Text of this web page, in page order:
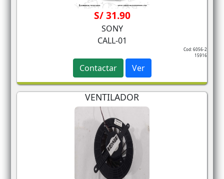
S/ 31.90
SONY
CALL-01
Cod: 6056-2
15916
Contactar Ver
VENTILADOR